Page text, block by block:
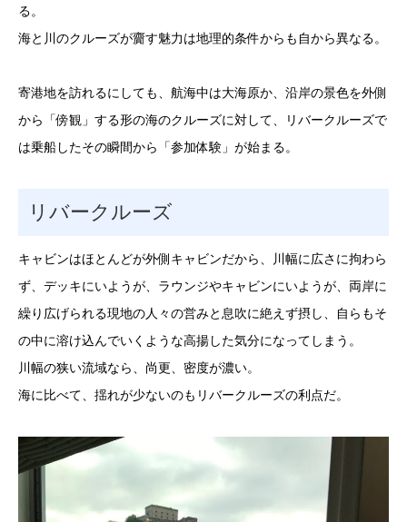
る。
海と川のクルーズが齎す魅力は地理的条件からも自から異なる。
寄港地を訪れるにしても、航海中は大海原か、沿岸の景色を外側
から「傍観」する形の海のクルーズに対して、リバークルーズで
は乗船したその瞬間から「参加体験」が始まる。
リバークルーズ
キャビンはほとんどが外側キャビンだから、川幅に広さに拘わら
ず、デッキにいようが、ラウンジやキャビンにいようが、両岸に
繰り広げられる現地の人々の営みと息吹に絶えず摂し、自らもそ
の中に溶け込んでいくような高揚した気分になってしまう。
川幅の狭い流域なら、尚更、密度が濃い。
海に比べて、揺れが少ないのもリバークルーズの利点だ。